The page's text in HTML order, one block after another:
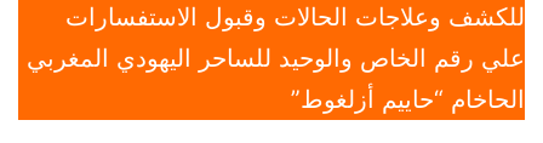
للكشف وعلاجات الحالات وقبول الاستفسارات
علي رقم الخاص والوحيد للساحر اليهودي المغربي
الحاخام “حاييم أزلغوط”